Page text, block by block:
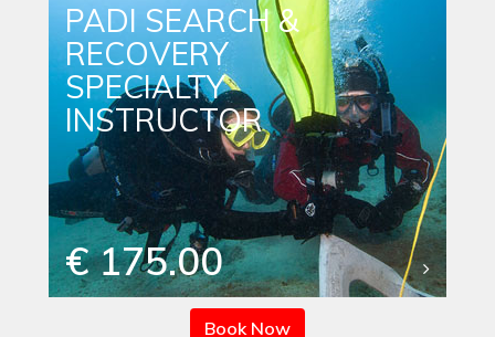
PADI SEARCH &
RECOVERY
SPECIALTY
INSTRUCTOR
€ 175.00
Book Now